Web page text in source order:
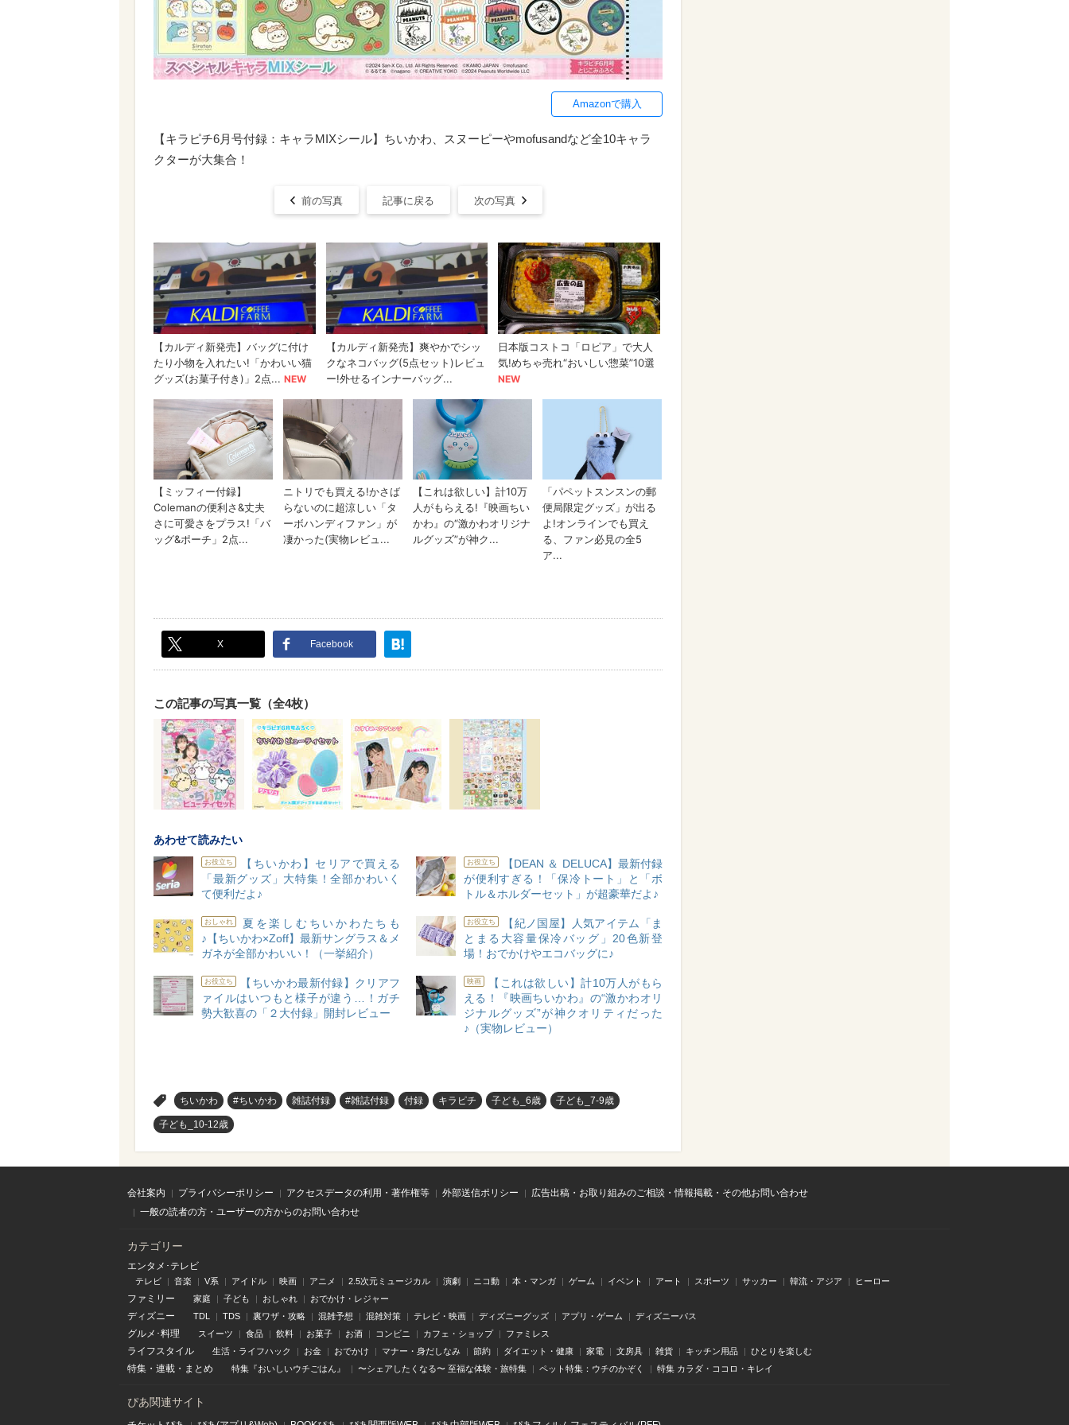
Amazonで購入
【キラピチ6月号付録：キャラMIXシール】ちいかわ、スヌーピーやmofusandなど全10キャラ
クターが大集合！
前の写真 記事に戻る 次の写真
X Facebook
この記事の写真一覧（全4枚）
あわせて読みたい
お役立ち
【ちいかわ】セリアで買える
「最新グッズ」大特集！全部かわいく
て便利だよ♪
お役立ち
【DEAN ＆ DELUCA】最新付録
が便利すぎる！「保冷トート」と「ボ
トル＆ホルダーセット」が超豪華だよ♪
おしゃれ
夏を楽しむちいかわたちも
♪【ちいかわ×Zoff】最新サングラス＆メ
ガネが全部かわいい！（一挙紹介）
お役立ち
【紀ノ国屋】人気アイテム「ま
とまる大容量保冷バッグ」20色新登
場！おでかけやエコバッグに♪
お役立ち
【ちいかわ最新付録】クリアフ
ァイルはいつもと様子が違う…！ガチ
勢大歓喜の「２大付録」開封レビュー
映画
【これは欲しい】計10万人がもら
える！『映画ちいかわ』の“激かわオリ
ジナルグッズ”が神クオリティだった
♪（実物レビュー）
ちいかわ #ちいかわ 雑誌付録 #雑誌付録 付録 キラピチ 子ども_6歳 子ども_7-9歳
子ども_10-12歳
会社案内 プライバシーポリシー アクセスデータの利用・著作権等 外部送信ポリシー
広告出稿・お取り組みのご相談・情報掲載・その他お問い合わせ
一般の読者の方・ユーザーの方からのお問い合わせ
カテゴリー
エンタメ･テレビ
テレビ 音楽 V系 アイドル 映画 アニメ 2.5次元ミュージカル 演劇 ニコ動 本・マンガ ゲーム イベント アート スポーツ サッカー 韓流・アジア ヒーロー
ファミリー 家庭 子ども おしゃれ おでかけ・レジャー
ディズニー TDL TDS 裏ワザ・攻略 混雑予想 混雑対策 テレビ・映画 ディズニーグッズ アプリ・ゲーム ディズニーパス
グルメ･料理 スイーツ 食品 飲料 お菓子 お酒 コンビニ カフェ・ショップ ファミレス
ライフスタイル 生活・ライフハック お金 おでかけ マナー・身だしなみ 節約 ダイエット・健康 家電 文房具 雑貨 キッチン用品 ひとりを楽しむ
特集 ・ 連載 ・ まとめ 特集『おいしいウチごはん』 〜シェアしたくなる〜 至福な体験・旅特集 ペット特集：ウチのかぞく 特集 カラダ・ココロ・キレイ
ぴあ関連サイト